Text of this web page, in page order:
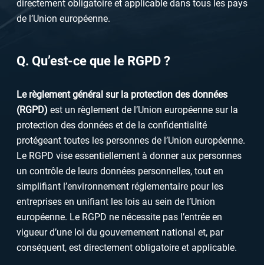
directement obligatoire et applicable dans tous les pays
de l’Union européenne.
Q. Qu’est-ce que le RGPD ?
Le règlement général sur la protection des données
(RGPD) est un règlement de l’Union européenne sur la
protection des données et de la confidentialité
protégeant toutes les personnes de l’Union européenne.
Le RGPD vise essentiellement à donner aux personnes
un contrôle de leurs données personnelles, tout en
simplifiant l’environnement réglementaire pour les
entreprises en unifiant les lois au sein de l’Union
européenne. Le RGPD ne nécessite pas l’entrée en
vigueur d’une loi du gouvernement national et, par
conséquent, est directement obligatoire et applicable.